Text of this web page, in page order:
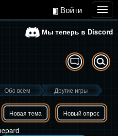
Войти
Мы теперь в Discord
Обо всём Другие игры
Новая тема Новый опрос